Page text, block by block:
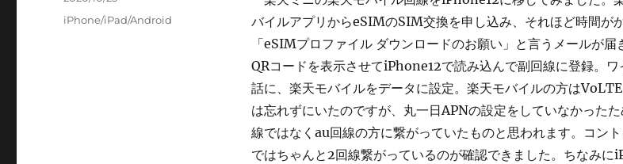
バイルアプリからeSIMのSIM交換を申し込み、それほど時間が
「eSIMプロファイル ダウンロードのお願い」と言うメールが届
QRコードを表示させてiPhone12で読み込んで副回線に登録。ワ
話に、楽天モバイルをデータに設定。楽天モバイルの方は
は忘れずにいたのですが、丸一日APNの設定をしていなかった
線ではなくau回線の方に繋がっていたものと思われます。コン
ではちゃんと2回線繋がっているのが確認できました。ちなみに
稿カ
iPhone/iPad/Android